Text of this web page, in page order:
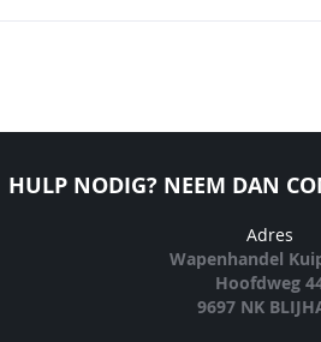
HULP NODIG? NEEM DAN
Adres
Wapenhandel
Hoofdweg
9697 NK